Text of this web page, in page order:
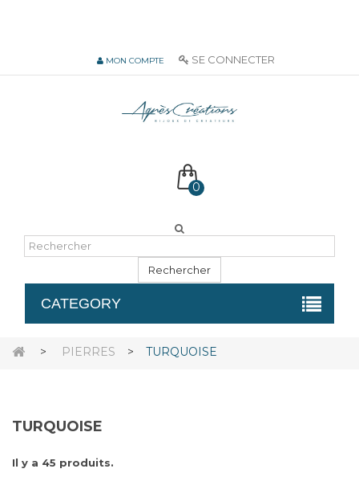
MON COMPTE SE CONNECTER
0
Rechercher
CATEGORY
> PIERRES > TURQUOISE
TURQUOISE
Il y a 45 produits.